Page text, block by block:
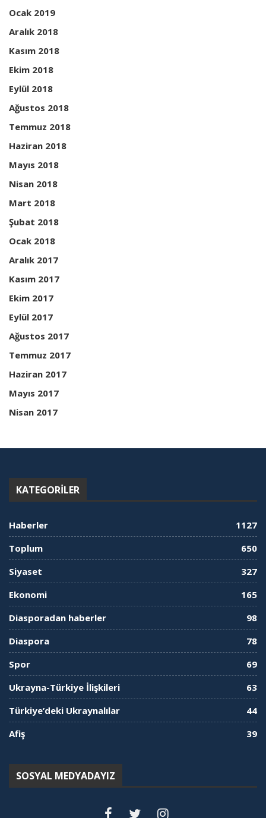
Ocak 2019
Aralık 2018
Kasım 2018
Ekim 2018
Eylül 2018
Ağustos 2018
Temmuz 2018
Haziran 2018
Mayıs 2018
Nisan 2018
Mart 2018
Şubat 2018
Ocak 2018
Aralık 2017
Kasım 2017
Ekim 2017
Eylül 2017
Ağustos 2017
Temmuz 2017
Haziran 2017
Mayıs 2017
Nisan 2017
KATEGORILER
Haberler
1127
Toplum
650
Siyaset
327
Ekonomi
165
Diasporadan haberler
98
Diaspora
78
Spor
69
Ukrayna-Türkiye İlişkileri
63
Türkiye’deki Ukraynalılar
44
Afiş
39
SOSYAL MEDYADAYIZ